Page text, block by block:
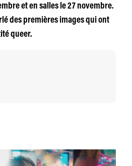
et en salles le 27 novembre.
des premières images qui ont
queer.